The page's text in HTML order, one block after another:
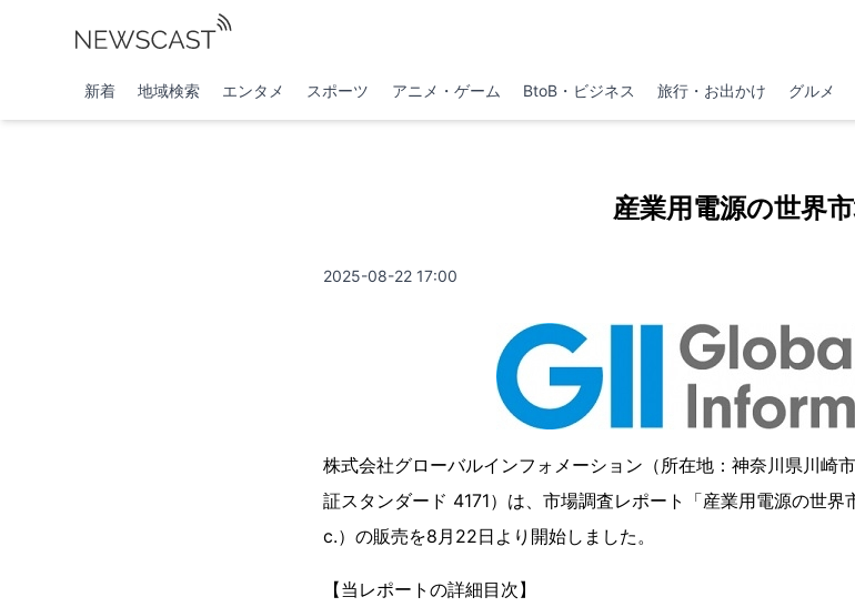
新着 地域検索 エンタメ スポーツ アニメ・ゲーム BtoB・ビジネス 旅行・お出かけ グルメ
産業用電源の世界
2025-08-22 17:00
株式会社グローバルインフォメーション（所在地：神奈川県川崎
証スタンダード 4171）は、市場調査レポート「産業用電源の世
c.）の販売を8月22日より開始しました。
【当レポートの詳細目次】